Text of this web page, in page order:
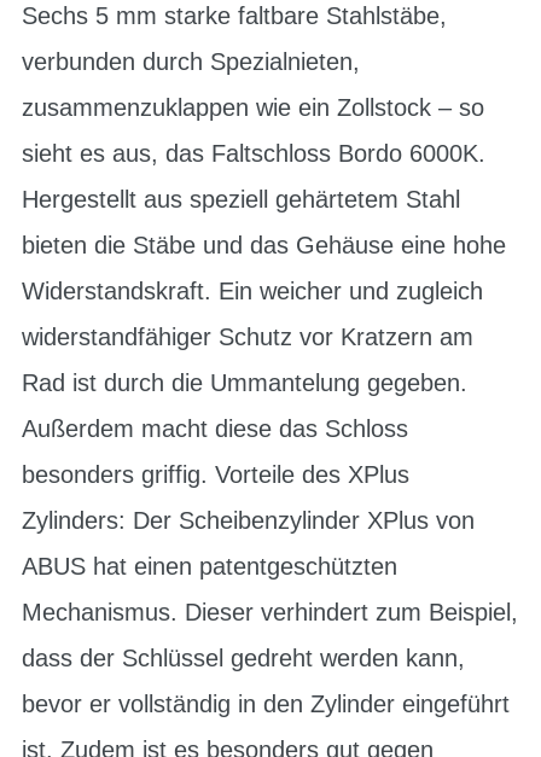
Sechs 5 mm starke faltbare Stahlstäbe,
verbunden durch Spezialnieten,
zusammenzuklappen wie ein Zollstock – so
sieht es aus, das Faltschloss Bordo 6000K.
Hergestellt aus speziell gehärtetem Stahl
bieten die Stäbe und das Gehäuse eine hohe
Widerstandskraft. Ein weicher und zugleich
widerstandfähiger Schutz vor Kratzern am
Rad ist durch die Ummantelung gegeben.
Außerdem macht diese das Schloss
besonders griffig. Vorteile des XPlus
Zylinders: Der Scheibenzylinder XPlus von
ABUS hat einen patentgeschützten
Mechanismus. Dieser verhindert zum Beispiel,
dass der Schlüssel gedreht werden kann,
bevor er vollständig in den Zylinder eingeführt
ist. Zudem ist es besonders gut gegen